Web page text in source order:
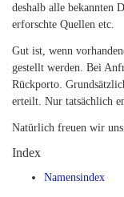
deshalb alle bekannten
erforschte Quellen etc.
Gut ist, wenn
gestellt werden. Bei
Rückporto.
erteilt. Nur tatsächlich
Natürlich freuen wir uns
Index
Namensindex